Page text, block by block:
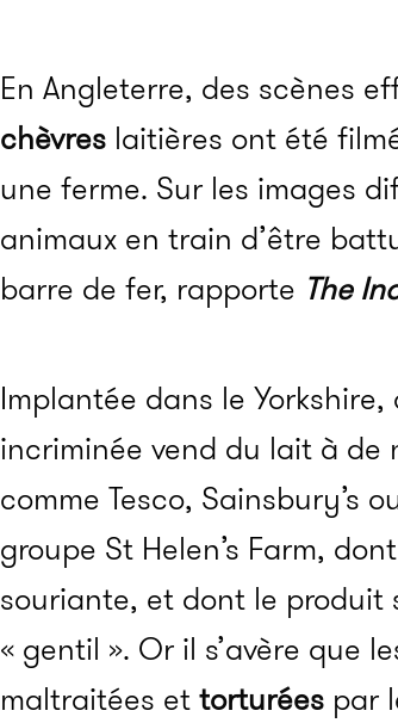
En Angleterre, des scènes
chèvres laitières ont été
une ferme. Sur les images
animaux en train d’être
barre de fer, rapporte The
Implantée dans le
incriminée vend du lait à de
comme Tesco, Sainsbury’s
groupe St Helen’s Farm,
souriante, et dont le produit
« gentil ». Or il s’avère que
maltraitées ettorturées par